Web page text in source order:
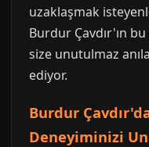
uzaklaşmak
Burdur Çavdır'ın
size unutulmaz
ediyor.
Burdur
Deneyiminizi